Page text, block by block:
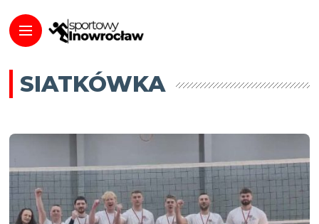
SIATKÓWKA